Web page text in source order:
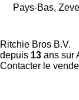
Pays-Bas,
Ritchie Bros B.V.
depuis 13 ans sur
Contacter le